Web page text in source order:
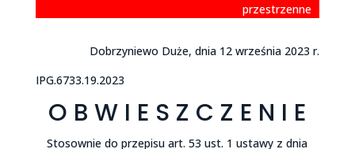
przestrzenne
Dobrzyniewo Duże, dnia 12 września 2023 r.
IPG.6733.19.2023
O B W I E S Z C Z E N I E
Stosownie do przepisu art. 53 ust. 1 ustawy z dnia